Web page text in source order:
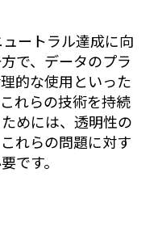
ートラル達成に向
で、データのプラ
的な使用といった
れらの技術を持続
めには、透明性の
れらの問題に対す
です。